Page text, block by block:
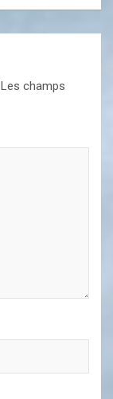
Les champs